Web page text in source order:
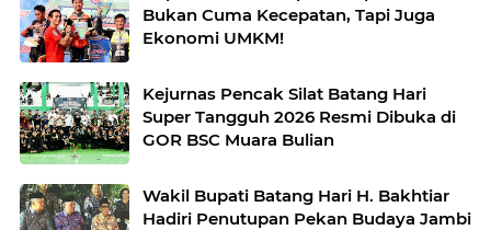
Bukan Cuma Kecepatan, Tapi Juga
Ekonomi UMKM!
Kejurnas Pencak Silat Batang Hari
Super Tangguh 2026 Resmi Dibuka di
GOR BSC Muara Bulian
Wakil Bupati Batang Hari H. Bakhtiar
Hadiri Penutupan Pekan Budaya Jambi